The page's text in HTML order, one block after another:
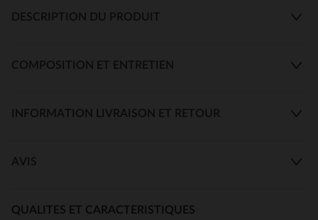
DESCRIPTION DU PRODUIT
COMPOSITION ET ENTRETIEN
INFORMATION LIVRAISON ET RETOUR
AVIS
QUALITES ET CARACTERISTIQUES